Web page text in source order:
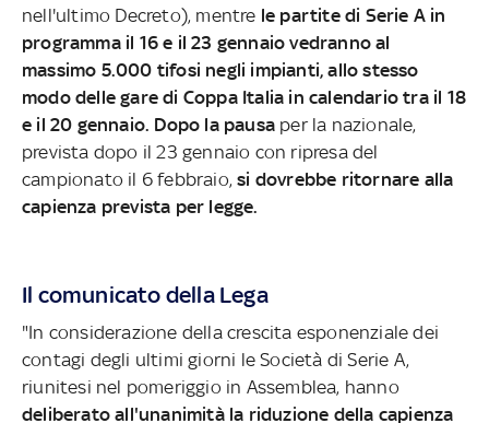
nell'ultimo Decreto), mentre le partite di Serie A in
programma il 16 e il 23 gennaio vedranno al
massimo 5.000 tifosi negli impianti, allo stesso
modo delle gare di Coppa Italia in calendario tra il 18
e il 20 gennaio. Dopo la pausa per la nazionale,
prevista dopo il 23 gennaio con ripresa del
campionato il 6 febbraio,si dovrebbe ritornare alla
capienza prevista per legge.
Il comunicato della Lega
"In considerazione della crescita esponenziale dei
contagi degli ultimi giorni le Società di Serie A,
riunitesi nel pomeriggio in Assemblea, hanno
deliberato all'unanimità la riduzione della capienza